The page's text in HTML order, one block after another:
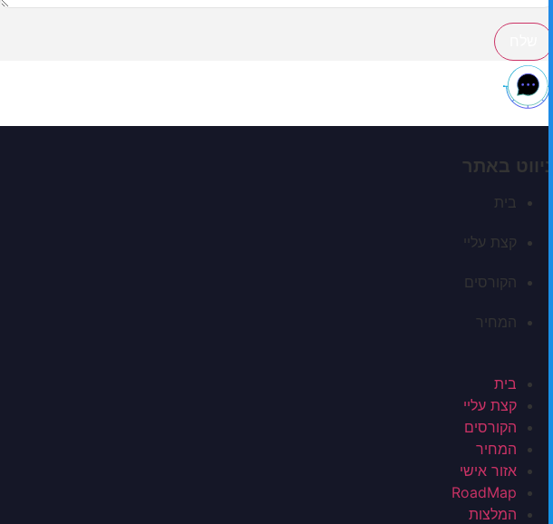
ניווט באתר
בית
קצת עליי
הקורסים
המחיר
בית
קצת עליי
הקורסים
המחיר
אזור אישי
RoadMap
המלצות